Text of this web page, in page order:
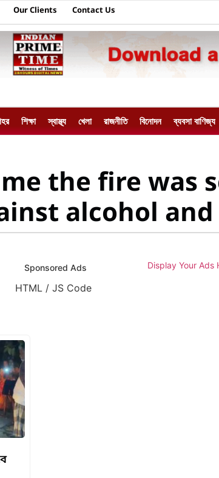
Our Clients Contact Us
শিক্ষা স্বাস্থ্য খেলা রাজনীতি বিনোদন ব্যবসা বাণিজ্য
the fire was
alcohol
Sponsored Ads Display Your Ads
HTML / JS Code
/ JS Code